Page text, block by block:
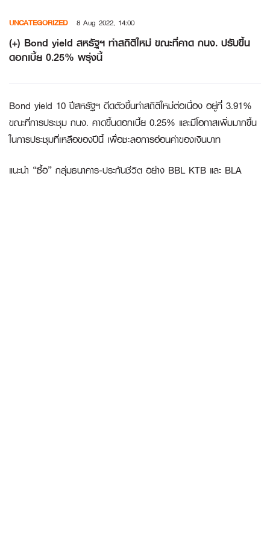
content
UNCATEGORIZED 8 Aug 2022, 14:00
(+) Bond yield สหรัฐฯ ทำสถิติใหม่ ขณะที่คาด กนง. ปรับขึ้น
ดอกเบี้ย 0.25% พรุ่งนี้
Bond yield 10 ปีสหรัฐฯ ดีดตัวขึ้นทำสถิติใหม่ต่อเนื่อง อยู่ที่ 3.91%
ขณะที่การประชุม กนง. คาดขึ้นดอกเบี้ย 0.25% และมีโอกาสเพิ่มมากขึ้น
ในการประชุมที่เหลือของปีนี้ เพื่อชะลอการอ่อนค่าของเงินบาท
แนะนำ “ซื้อ” กลุ่มธนาคาร-ประกันชีวิต อย่าง BBL KTB และ BLA